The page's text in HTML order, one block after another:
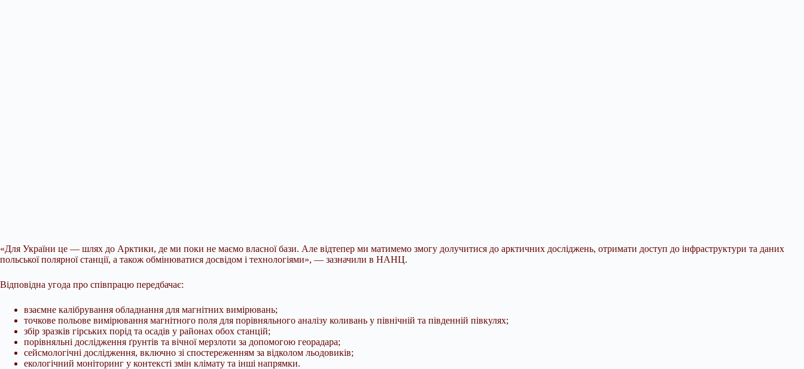
«Для України це — шлях до Арктики, де ми поки не маємо власної бази. Але відтепер ми матимемо змогу долучитися до арктичних досліджень, отримати доступ до інфраструктури та даних
польської полярної станції, а також обмінюватися досвідом і технологіями», — зазначили в НАНЦ.
Відповідна угода про співпрацю передбачає:
взаємне калібрування обладнання для магнітних вимірювань;
точкове польове вимірювання магнітного поля для порівняльного аналізу коливань у північній та південній півкулях;
збір зразків гірських порід та осадів у районах обох станцій;
порівняльні дослідження ґрунтів та вічної мерзлоти за допомогою георадара;
сейсмологічні дослідження, включно зі спостереженням за відколом льодовиків;
екологічний моніторинг у контексті змін клімату та інші напрямки.